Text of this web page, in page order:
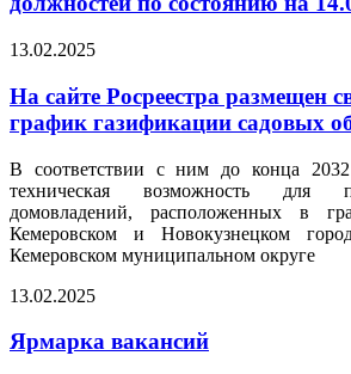
13.02.2025
На сайте Росреестра размещен
график газификации садовых
В соответствии с ним до конца 2032
техническая возможность для
домовладений, расположенных в
Кемеровском и Новокузнецком
Кемеровском муниципальном округе
13.02.2025
Ярмарка вакансий